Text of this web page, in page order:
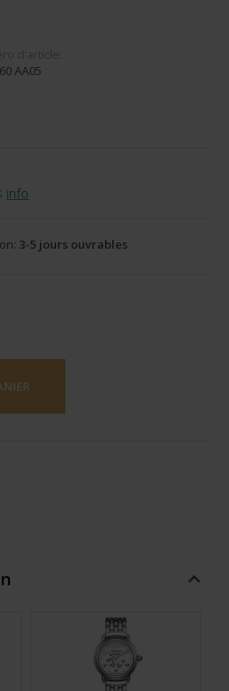
AA05
info
3-5 jours ouvrables